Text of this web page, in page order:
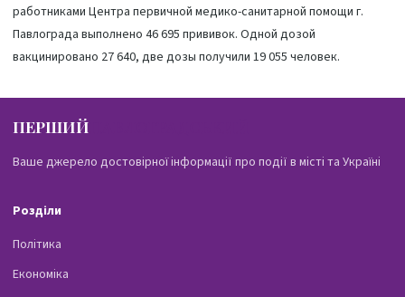
работниками Центра первичной медико-санитарной помощи г.
Павлограда выполнено 46 695 прививок. Одной дозой
вакцинировано 27 640, две дозы получили 19 055 человек.
ПЕРШИЙ
Ваше джерело достовірної інформації про події в місті та Україні
Розділи
Політика
Економіка